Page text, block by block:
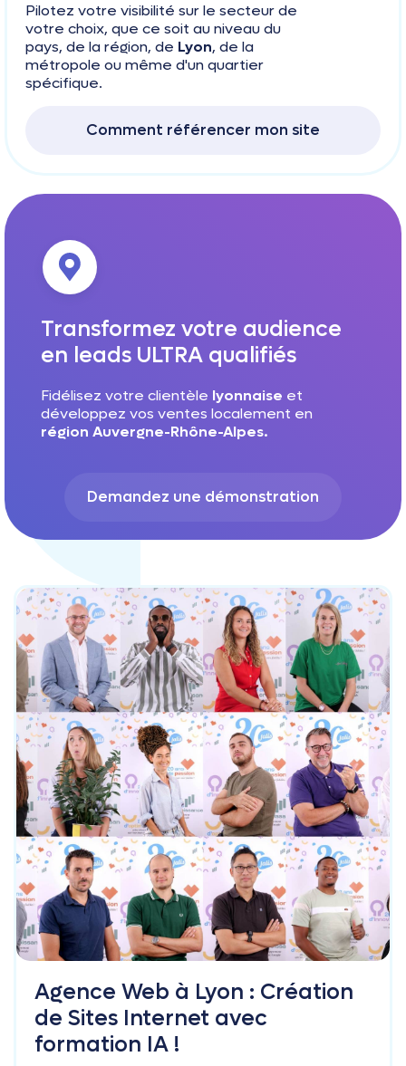
Pilotez votre visibilité sur le secteur de
votre choix, que ce soit au niveau du
pays, de la région, de Lyon, de la
métropole ou même d'un quartier
spécifique.
Comment référencer mon site
Transformez votre audience
en leads ULTRA qualifiés
Fidélisez votre clientèle lyonnaise et
développez vos ventes localement en
région Auvergne-Rhône-Alpes.
Demandez une démonstration
Agence Web à Lyon : Création
de Sites Internet avec
formation IA !